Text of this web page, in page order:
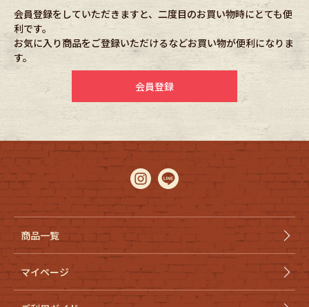
Fafatt
会員登録をしていただきますと、二度目のお買い物時にとても便
利です。
お気に入り商品をご登録いただけるなどお買い物が便利になりま
す。
会員登録
商品一覧
マイページ